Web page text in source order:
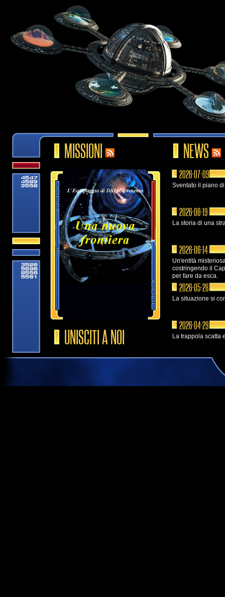
MISSIONI
UNISCITI A NOI
NEWS
2026-07-09
Sventato il piano
2026-06-19
La storia di una
2026-06-14
Un'entità
costringendo il
per fare da esca.
2026-05-28
La situazione si
2026-04-29
La trappola scatta